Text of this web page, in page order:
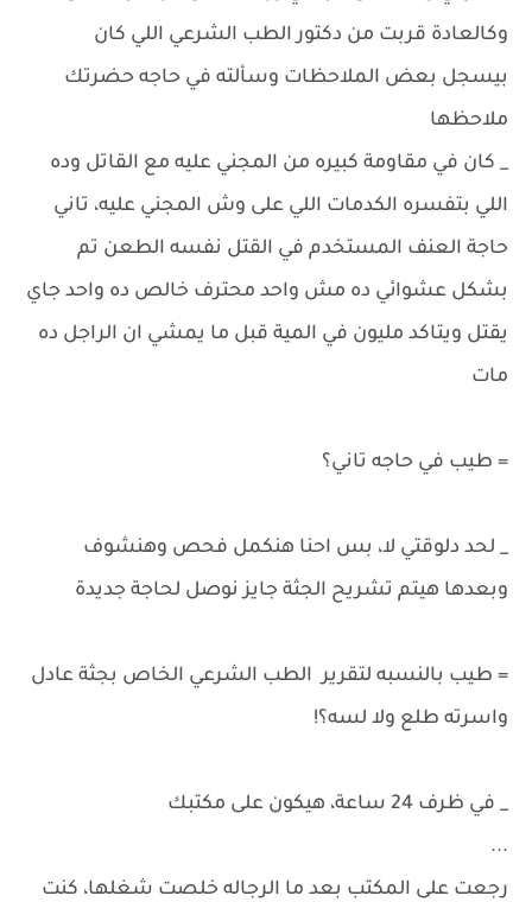
وكالعادة قربت من دكتور الطب الشرعي اللي كان
بيسجل بعض الملاحظات وسألته في حاجه حضرتك
ملاحظها
_ كان في مقاومة كبيره من المجني عليه مع القاتل وده
اللي بتفسره الكدمات اللي على وش المجني عليه، تاني
حاجة العنف المستخدم في القتل نفسه الطعن تم
بشكل عشوائي ده مش واحد محترف خالص ده واحد جاي
يقتل ويتاكد مليون في المية قبل ما يمشي ان الراجل ده
مات
= طيب في حاجه تاني؟
_ لحد دلوقتي لا، بس احنا هنكمل فحص وهنشوف
وبعدها هيتم تشريح الجثة جايز نوصل لحاجة جديدة
= طيب بالنسبه لتقرير الطب الشرعي الخاص بجثة عادل
واسرته طلع ولا لسه؟!
_ في ظرف 24 ساعة، هيكون على مكتبك
...
رجعت على المكتب بعد ما الرجاله خلصت شغلها، كنت